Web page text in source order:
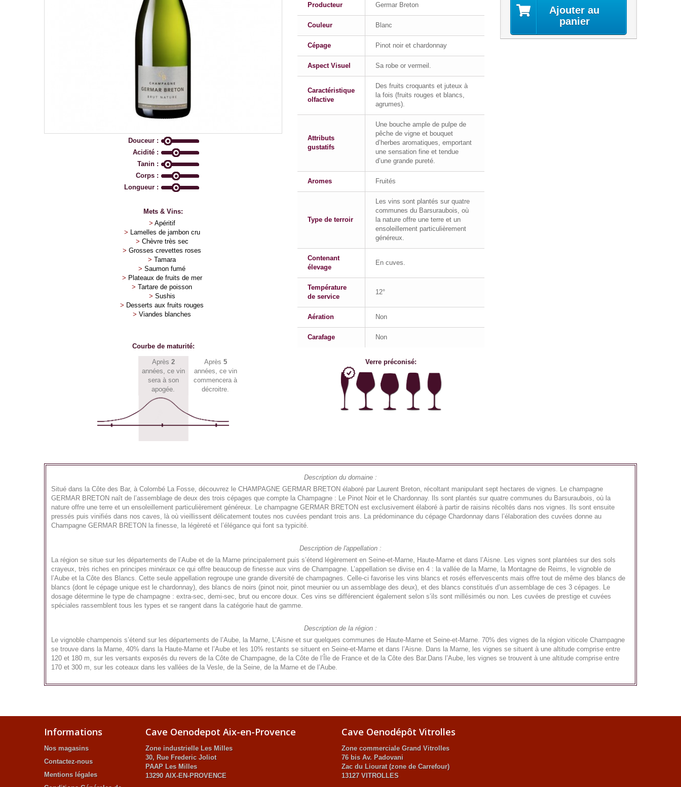
Douceur :
Acidité :
Tanin :
Corps :
Longueur :
Mets & Vins:
> Apéritif
>
Lamelles de jambon cru
> Chèvre très sec
> Grosses crevettes roses
> Tamara
> Saumon fumé
> Plateaux de fruits de mer
> Tartare de poisson
> Sushis
> Desserts aux fruits rouges
> Viandes blanches
Courbe de maturité:
Après 2
années, ce vin
sera à son
apogée.
Après 5
années, ce vin
commencera à
décroitre.
Producteur Germar Breton
Couleur Blanc
Cépage Pinot noir et chardonnay
Aspect Visuel Sa robe or vermeil.
Caractéristique
olfactive
Des fruits croquants et juteux à
la fois (fruits rouges et blancs,
agrumes).
Attributs
gustatifs
Une bouche ample de pulpe de
pêche de vigne et bouquet
d’herbes aromatiques, emportant
une sensation fine et tendue
d’une grande pureté.
Aromes Fruités
Type de terroir
Les vins sont plantés sur quatre
communes du Barsuraubois, où
la nature offre une terre et un
ensoleillement particulièrement
généreux.
Contenant
élevage
En cuves.
Température
de service
12°
Aération Non
Carafage Non
Verre préconisé:
Ajouter au
panier
Description du domaine :
Situé dans la Côte des Bar, à Colombé La Fosse, découvrez le CHAMPAGNE GERMAR BRETON élaboré par Laurent Breton, récoltant manipulant sept hectares de vignes. Le champagne
GERMAR BRETON naît de l’assemblage de deux des trois cépages que compte la Champagne : Le Pinot Noir et le Chardonnay. Ils sont plantés sur quatre communes du Barsuraubois, où la
nature offre une terre et un ensoleillement particulièrement généreux. Le champagne GERMAR BRETON est exclusivement élaboré à partir de raisins récoltés dans nos vignes. Ils sont ensuite
pressés puis vinifiés dans nos caves, là où vieillissent délicatement toutes nos cuvées pendant trois ans. La prédominance du cépage Chardonnay dans l’élaboration des cuvées donne au
Champagne GERMAR BRETON la finesse, la légèreté et l’élégance qui font sa typicité.
Description de l'appellation :
La région se situe sur les départements de l’Aube et de la Marne principalement puis s’étend légèrement en Seine-et-Marne, Haute-Marne et dans l’Aisne. Les vignes sont plantées sur des sols
crayeux, très riches en principes minéraux ce qui offre beaucoup de finesse aux vins de Champagne. L’appellation se divise en 4 : la vallée de la Marne, la Montagne de Reims, le vignoble de
l’Aube et la Côte des Blancs. Cette seule appellation regroupe une grande diversité de champagnes. Celle-ci favorise les vins blancs et rosés effervescents mais offre tout de même des blancs de
blancs (dont le cépage unique est le chardonnay), des blancs de noirs (pinot noir, pinot meunier ou un assemblage des deux), et des blancs constitués d’un assemblage de ces 3 cépages. Le
dosage détermine le type de champagne : extra-sec, demi-sec, brut ou encore doux. Ces vins se différencient également selon s’ils sont millésimés ou non. Les cuvées de prestige et cuvées
spéciales rassemblent tous les types et se rangent dans la catégorie haut de gamme.
Description de la région :
Le vignoble champenois s’étend sur les départements de l’Aube, la Marne, L’Aisne et sur quelques communes de Haute-Marne et Seine-et-Marne. 70% des vignes de la région viticole Champagne
se trouve dans la Marne, 40% dans la Haute-Marne et l’Aube et les 10% restants se situent en Seine-et-Marne et dans l’Aisne. Dans la Marne, les vignes se situent à une altitude comprise entre
120 et 180 m, sur les versants exposés du revers de la Côte de Champagne, de la Côte de l’Île de France et de la Côte des Bar.Dans l’Aube, les vignes se trouvent à une altitude comprise entre
170 et 300 m, sur les coteaux dans les vallées de la Vesle, de la Seine, de la Marne et de l’Aube.
Informations
Nos magasins
Contactez-nous
Mentions légales
Cave Oenodepot Aix-en-Provence
Zone industrielle Les Milles
30, Rue Frederic Joliot
PAAP Les Milles
13290 AIX-EN-PROVENCE
Cave Oenodépôt Vitrolles
Zone commerciale Grand Vitrolles
76 bis Av. Padovani
Zac du Liourat (zone de Carrefour)
13127 VITROLLES